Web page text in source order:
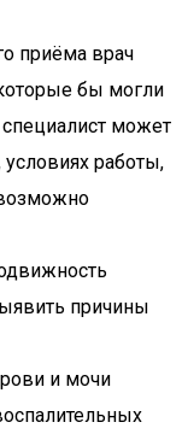
приёма врач
бы могли
может
условиях работы,
причины
и мочи